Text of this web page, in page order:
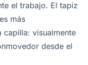
el trabajo. El tapiz
más
visualmente
desde el